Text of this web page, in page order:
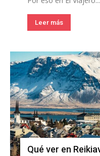
Leer más
Qué ver en